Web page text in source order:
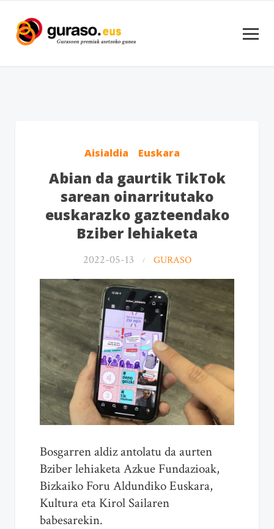
Aisialdia Euskara
Abian da gaurtik TikTok
sarean oinarritutako
euskarazko gazteendako
Bziber lehiaketa
2022-05-13 GURASO
Bosgarren aldiz antolatu da aurten
Bziber lehiaketa Azkue Fundazioak,
Bizkaiko Foru Aldundiko Euskara,
Kultura eta Kirol Sailaren
babesarekin.